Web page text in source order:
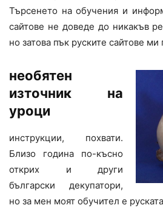
Търсенето на обучения и
сайтове не доведе до никакъв
но затова пък руските сайтове ми
необятен
източник на
уроци
инструкции, похвати.
Близо година по-късно
открих и други
български декупатори,
но за мен моят обучител е